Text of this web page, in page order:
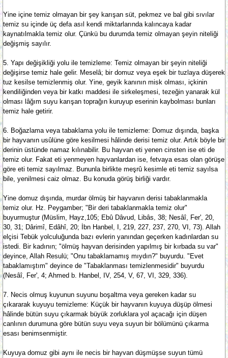
Yine içine temiz olmayan bir şey karışan süt, pekmez ve bal gibi sıvılar
temiz su içinde üç defa asıl kendi miktarlarında kalıncaya kadar
kaynatılmakla temiz olur. Çünkü bu durumda temiz olmayan şeyin niteliği
değişmiş sayılır.
5. Yapı değişikliği yolu ile temizleme: Temiz olmayan bir şeyin niteliği
değişirse temiz hale gelir. Meselâ; bir domuz veya eşek bir tuzlaya düşerek
tuz kesilse temizlenmiş olur. Yine, geyik kanının misk olması, içkinin
kendiliğinden veya bir katkı maddesi ile sirkeleşmesi, tezeğin yanarak kül
olması lâğım suyu karışan toprağın kuruyup eserinin kaybolması bunları
temiz hale getirir.
6. Boğazlama veya tabaklama yolu ile temizleme: Domuz dışında, başka
bir hayvanın usûlüne göre kesilmesi hâlinde derisi temiz olur. Artık böyle bir
derinin üstünde namaz kılınabilir. Bu hayvan eti yenen cinsten ise eti de
temiz olur. Fakat eti yenmeyen hayvanlardan ise, fetvaya esas olan görüşe
göre eti temiz sayılmaz. Bununla birlikte meşrû kesimle eti temiz sayılsa
bile, yenilmesi caiz olmaz. Bu konuda görüş birliği vardır.
Yine domuz dışında, murdar ölmüş bir hayvanın derisi tabaklanmakla
temiz olur. Hz. Peygamber; "Bir deri tabaklanmakla temiz olur"
buyurmuştur (Müslim, Hayz,105; Ebû Dâvud, Libâs, 38; Nesâî, Fer', 20,
30, 31; Dârimî, Edâhî, 20; İbn Hanbel, I, 219, 227, 237, 270, VI, 73). Allah
elçisi Tebük yolculuğunda bazı evlerin yanından geçerken kadınlardan su
istedi. Bir kadının; "ölmüş hayvan derisinden yapılmış bir kırbada su var"
deyince, Allah Resulü; "Onu tabaklamamış mıydın?" buyurdu. "Evet
tabaklamıştım" deyince de "Tabaklanması temizlenmesidir" buyurdu
(Nesâî, Fer', 4; Ahmed b. Hanbel, IV, 254, V, 67, VI, 329, 336).
7. Necis olmuş kuyunun suyunu boşaltma veya gereken kadar su
çıkararak kuyuyu temizleme: Küçük bir hayvanın kuyuya düşüp ölmesi
hâlinde bütün suyu çıkarmak büyük zorluklara yol açacağı için düşen
canlının durumuna göre bütün suyu veya suyun bir bölümünü çıkarma
esası benimsenmiştir.
Kuyuya domuz gibi aynı ile necis bir hayvan düşmüşse suyun tümü